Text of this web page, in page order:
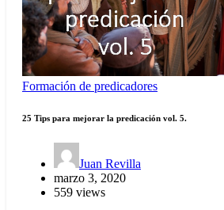
Formación de predicadores
25 Tips para mejorar la predicación vol. 5.
Juan Revilla
marzo 3, 2020
559 views